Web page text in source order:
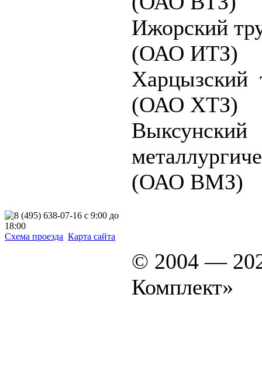
Ижорский
(ОАО ИТЗ)
Харцызский
(ОАО ХТЗ)
Выксунский
(ОАО ВМЗ)
Схема проезда Карта сайта
© 2004 —
Комплект»